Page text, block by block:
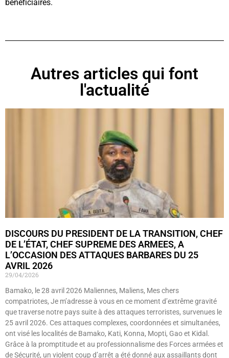
bénéficiaires.
Autres articles qui font
l'actualité
DISCOURS DU PRESIDENT DE LA TRANSITION, CHEF
DE L’ÉTAT, CHEF SUPREME DES ARMEES, A
L’OCCASION DES ATTAQUES BARBARES DU 25
AVRIL 2026
29/04/2026
Bamako, le 28 avril 2026 Maliennes, Maliens, Mes chers
compatriotes, Je m’adresse à vous en ce moment d’extrême gravité
que traverse notre pays suite à des attaques terroristes, survenues le
25 avril 2026. Ces attaques complexes, coordonnées et simultanées,
ont visé les localités de Bamako, Kati, Konna, Mopti, Gao et Kidal.
Grâce à la promptitude et au professionnalisme des Forces armées et
de Sécurité, un violent coup d’arrêt a été donné aux assaillants dont